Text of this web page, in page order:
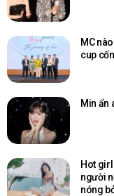
MC
cup
Min ẩn
Hot girl
người
nóng